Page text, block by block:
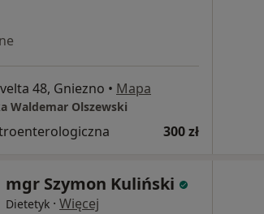
48, Gniezno • Mapa
Waldemar Olszewski
300 zł
mgr Szymon Kuliński
Dietetyk · Więcej